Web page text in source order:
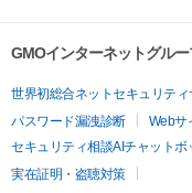
GMOインターネットグル
世界初総合ネットセキュリティ
パスワード漏洩診断
Webサ
セキュリティ相談AIチャットボ
実在証明・盗聴対策